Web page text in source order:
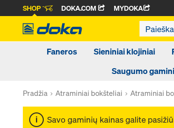
SHOP DOKA.COM MYDOKA
Faneros Sieniniai klojiniai
Saugumo
Pradžia Atraminiai bokšteliai Atraminiai
Savo gaminių kainas galite